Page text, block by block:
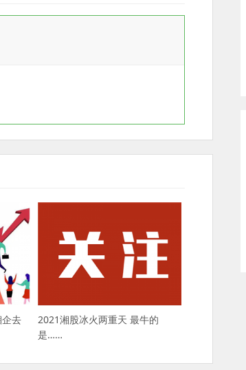
去
2021湘股冰火两重天 最牛的
是……